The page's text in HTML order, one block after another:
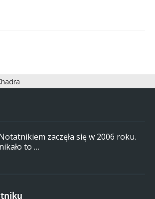
zaczęła się w 2006 roku.
to …